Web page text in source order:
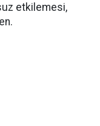
etkilemesi,